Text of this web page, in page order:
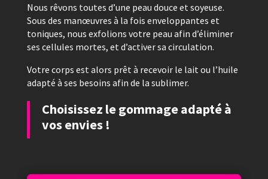
Nous rêvons toutes d’une peau douce et soyeuse.
Sous des manœuvres à la fois enveloppantes et
toniques, nous exfolions votre peau afin d’éliminer
ses cellules mortes, et d’activer sa circulation.
Votre corps est alors prêt à recevoir le lait ou l’huile
adapté à ses besoins afin de la sublimer.
Choisissez le gommage adapté à
vos envies !